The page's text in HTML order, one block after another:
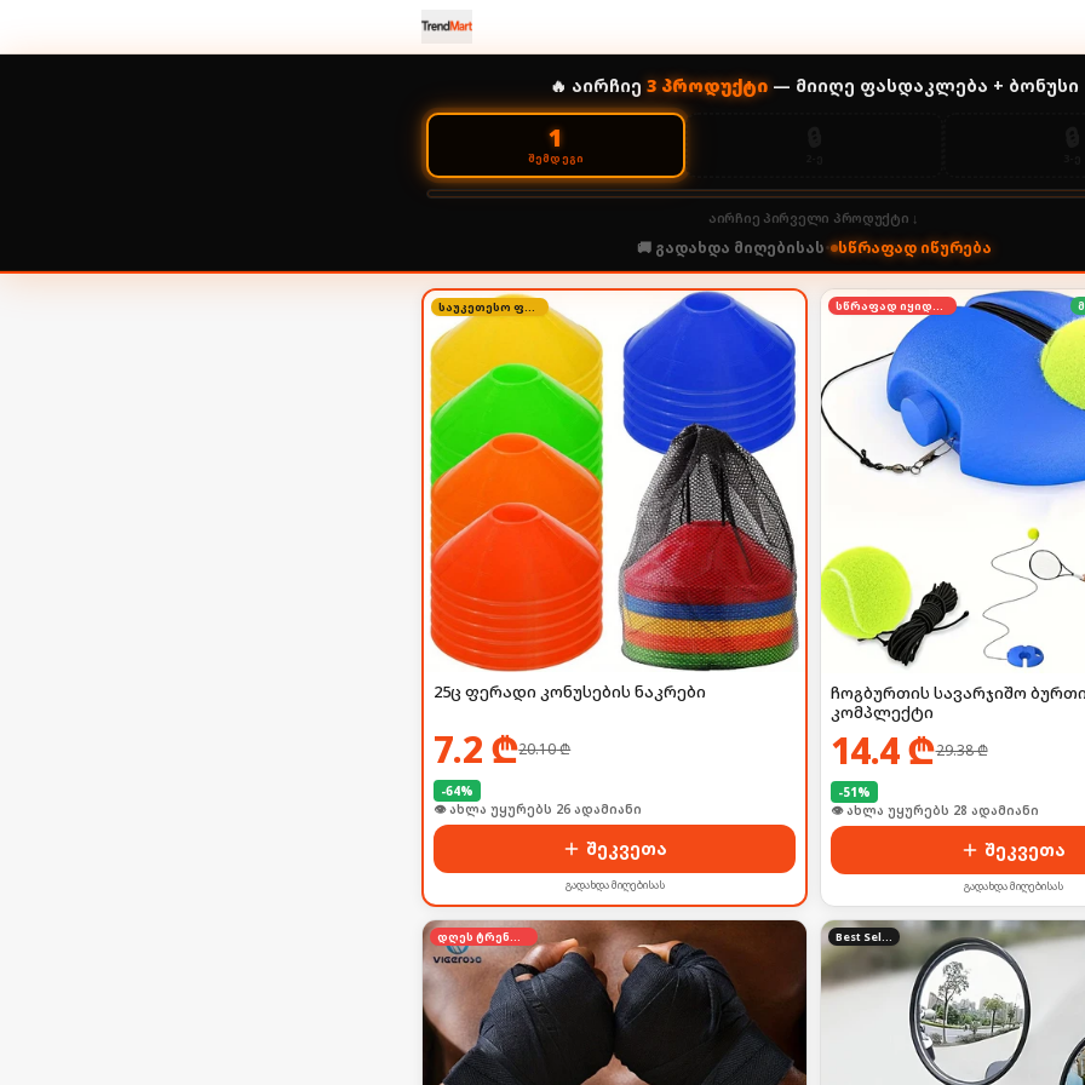
🔥 აირჩიე 3პროდუქტი— მიიღე ფასდაკლება + ბონუსი
1
ᲨᲔᲛᲓᲔᲒᲘ
აირჩიე პირველი პროდუქტი ↓
🚚 გადახდა მიღებისას• სწრაფად იწურება
საუკეთესო ფასი
25ც ფერადი კონუსების ნაკრები
7.2₾20.10₾
-64%
👁 ახლა უყურებს 26 ადამიანი
შეკვეთა
გადახდა მიღებისას
სწრაფად იყიდება
ჩოგბურთის სავარჯიშო
კომპლექტი
14.4₾29.38₾
-51%
👁 ახლა უყურებს 28 ადამიანი
შეკვეთა
გადახდა მიღებისას
დღეს ტრენდში Best Seller